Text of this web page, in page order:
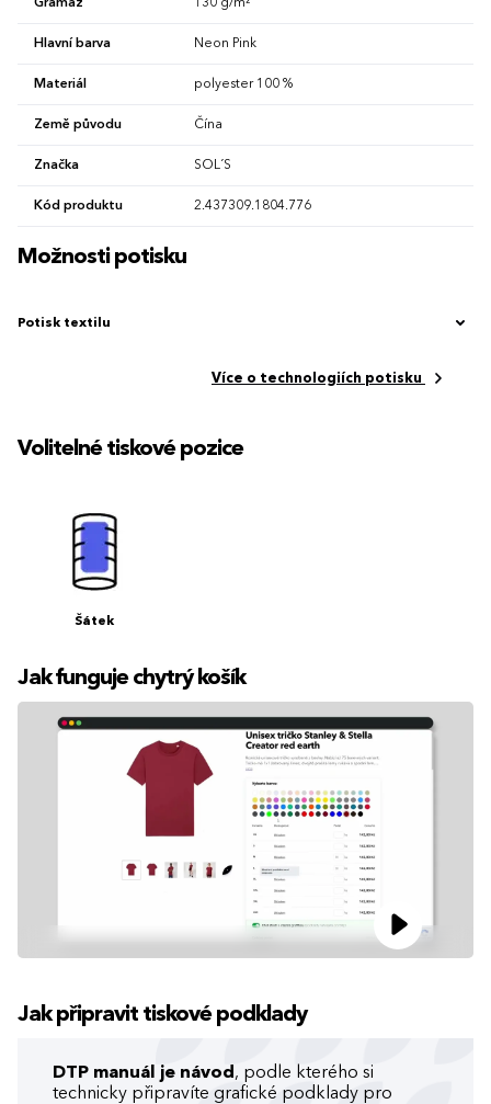
Gramáž 130 g/m²
Hlavní barva Neon Pink
Materiál polyester 100 %
Země původu Čína
Značka SOL´S
Kód produktu 2.437309.1804.776
Možnosti potisku
Potisk textilu
Více o technologiích potisku
Volitelné tiskové pozice
Šátek
Jak funguje chytrý košík
Jak připravit tiskové podklady
DTP manuál je návod , podle kterého si
technicky připravíte grafické podklady pro